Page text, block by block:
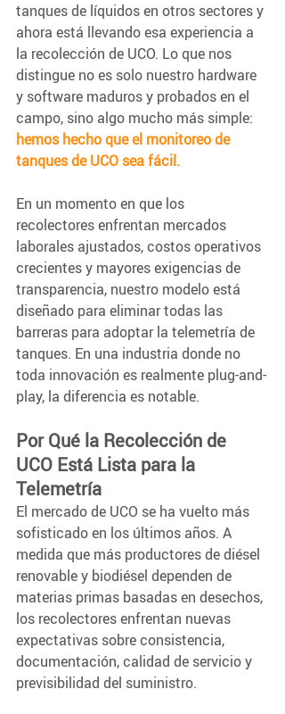
tanques de líquidos en otros sectores y
ahora está llevando esa experiencia a
la recolección de UCO. Lo que nos
distingue no es solo nuestro hardware
y software maduros y probados en el
campo, sino algo mucho más simple:
hemos hecho que el monitoreo de
tanques de UCO sea fácil.
En un momento en que los
recolectores enfrentan mercados
laborales ajustados, costos operativos
crecientes y mayores exigencias de
transparencia, nuestro modelo está
diseñado para eliminar todas las
barreras para adoptar la telemetría de
tanques. En una industria donde no
toda innovación es realmente plug-and-
play, la diferencia es notable.
Por Qué la Recolección de
UCO Está Lista para la
Telemetría
El mercado de UCO se ha vuelto más
sofisticado en los últimos años. A
medida que más productores de diésel
renovable y biodiésel dependen de
materias primas basadas en desechos,
los recolectores enfrentan nuevas
expectativas sobre consistencia,
documentación, calidad de servicio y
previsibilidad del suministro.